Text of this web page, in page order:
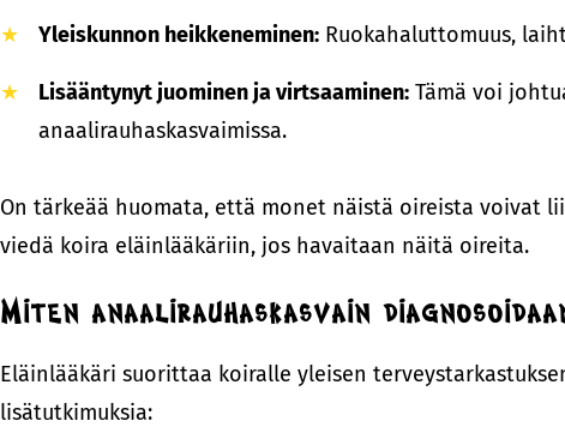
Yleiskunnon heikkeneminen: Ruokahaluttomuus,
Lisääntynyt juominen ja virtsaaminen: Tämä voi
anaalirauhaskasvaimissa.
On tärkeää huomata, että monet näistä oireista voivat
viedä koira eläinlääkäriin, jos havaitaan näitä oireita.
Miten anaalirauhaskasvain
Eläinlääkäri suorittaa koiralle yleisen
lisätutkimuksia: